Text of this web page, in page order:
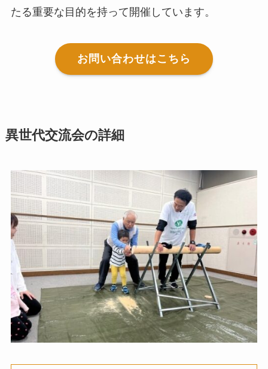
たる重要な目的を持って開催しています。
お問い合わせはこちら
異世代交流会の詳細